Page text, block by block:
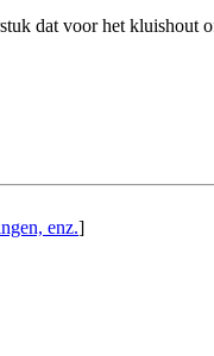
dat voor het kluishout
enz.]